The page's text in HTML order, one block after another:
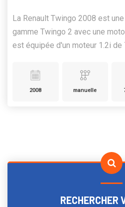
La Renault Twingo 2008 est
gamme Twingo 2 avec une
est équipée d'un moteur 1.2i de
2008 manuelle
RECHERCHER